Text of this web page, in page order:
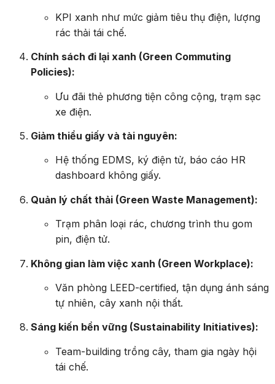
KPI xanh như mức giảm tiêu thụ điện, lượng
rác thải tái chế.
Chính sách đi lại xanh (Green Commuting
Policies):
Ưu đãi thẻ phương tiện công cộng, trạm sạc
xe điện.
Giảm thiểu giấy và tài nguyên:
Hệ thống EDMS, ký điện tử, báo cáo HR
dashboard không giấy.
Quản lý chất thải (Green Waste Management):
Trạm phân loại rác, chương trình thu gom
pin, điện tử.
Không gian làm việc xanh (Green Workplace):
Văn phòng LEED-certified, tận dụng ánh sáng
tự nhiên, cây xanh nội thất.
Sáng kiến bền vững (Sustainability Initiatives):
Team-building trồng cây, tham gia ngày hội
tái chế.